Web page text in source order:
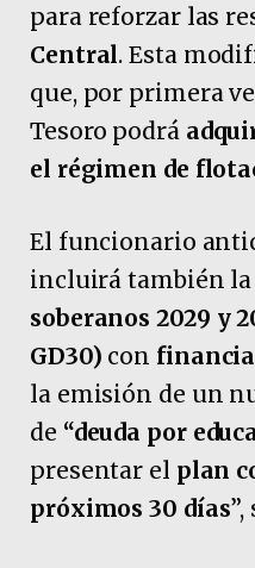
para reforzar las
Central. Esta
que, por primera
Tesoro podrá
el régimen de
El funcionario
incluirá también la
soberanos 2029 y
GD30) con
la emisión de un
de “deuda por
presentar el plan
próximos 30 días